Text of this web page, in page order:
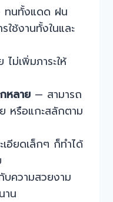
นทั้งแดด ฝน
ใช้งานทั้งในและ
ม่เพิ่มภาระให้
หลาย— สามารถ
รือแกะสลักตาม
อียดเล็กๆ ก็ทำได้
ความสวยงาม
าน